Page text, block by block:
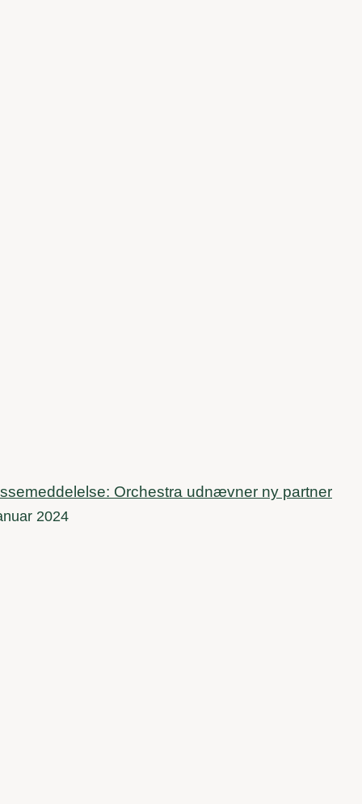
Orchestra udnævner ny partner
2024